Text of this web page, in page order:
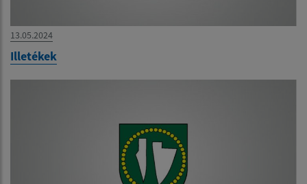
13.05.2024
Illetékek